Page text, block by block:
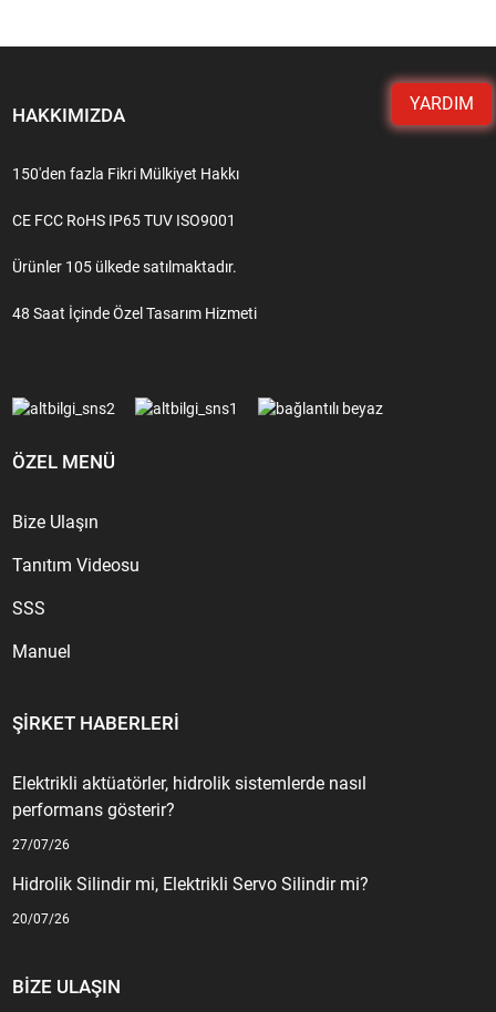
YARDIM
HAKKIMIZDA
150'den fazla Fikri Mülkiyet Hakkı
CE FCC RoHS IP65 TUV ISO9001
Ürünler 105 ülkede satılmaktadır.
48 Saat İçinde Özel Tasarım Hizmeti
ÖZEL MENÜ
Bize Ulaşın
Tanıtım Videosu
SSS
Manuel
ŞIRKET HABERLERI
Elektrikli aktüatörler, hidrolik sistemlerde nasıl
performans gösterir?
27/07/26
Hidrolik Silindir mi, Elektrikli Servo Silindir mi?
20/07/26
BIZE ULAŞIN